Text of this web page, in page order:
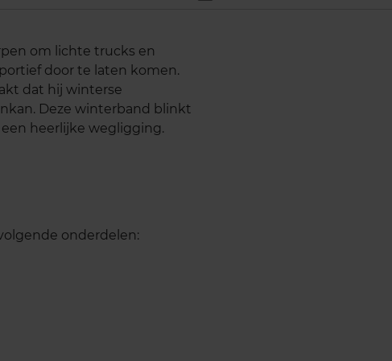
om lichte trucks en
door te laten komen.
dat hij winterse
Deze winterband blinkt
heerlijke wegligging.
onderdelen: